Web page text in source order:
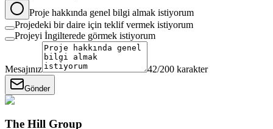
Proje hakkında genel bilgi almak istiyorum
Projedeki bir daire için teklif vermek istiyorum
Projeyi İngilterede görmek istiyorum
Mesajınız 42/200 karakter
Gönder
The Hill Group